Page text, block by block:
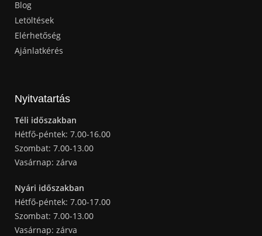
Blog
Letöltések
Elérhetőség
Ajánlatkérés
Nyitvatartás
Téli időszakban
Hétfő-péntek: 7.00-16.00
Szombat: 7.00-13.00
Vasárnap: zárva
Nyári időszakban
Hétfő-péntek: 7.00-17.00
Szombat: 7.00-13.00
Vasárnap: zárva